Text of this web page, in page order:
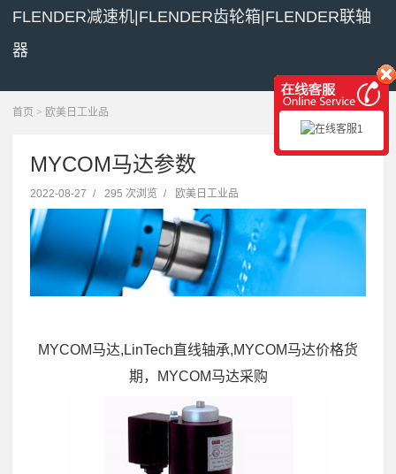
FLENDER减速机|FLENDER齿轮箱|FLENDER联轴
器
展开菜单
首页 > 欧美日工业品
MYCOM马达参数
2022-08-27 / 295 次浏览 / 欧美日工业品
MYCOM马达,LinTech直线轴承,MYCOM马达价格货
期，MYCOM马达采购